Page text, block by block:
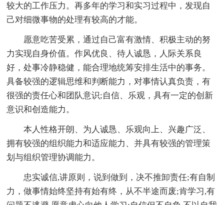
较大的工作压力。再多年的学习和实习过程中，发现自
己对细微事物的处理有较高的才能。
愿意吃苦受累，通过自己富有激情、积极主动的努
力实现自身价值。作风优良、待人诚恳，人际关系良
好，处事冷静稳健，能合理地统筹安排生活中的事务。
具备较强的逻辑思维和判断能力，对事情认真负责，有
很强的责任心和团队意识;自信、乐观，具有一定的创新
意识和创造能力。
本人性格开朗、为人诚恳、乐观向上、兴趣广泛、
拥有较强的组织能力和适应能力、并具有较强的管理策
划与组织管理协调能力。
忠实诚信,讲原则，说到做到，决不推卸责任;有自制
力，做事情始终坚持有始有终，从不半途而废;肯学习,有